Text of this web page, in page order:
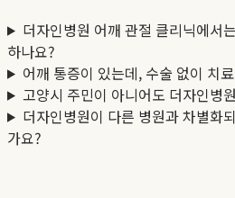
더자인병원 어깨 관절 클리닉에서
하나요?
어깨 통증이 있는데, 수술 없이 치
고양시 주민이 아니어도 더자인병
더자인병원이 다른 병원과 차별화
가요?